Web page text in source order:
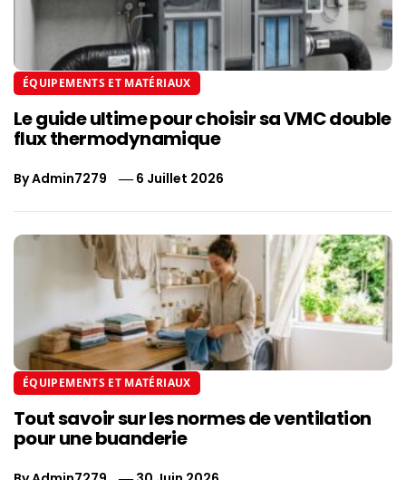
ÉQUIPEMENTS ET MATÉRIAUX
Le guide ultime pour choisir sa VMC double
flux thermodynamique
ByAdmin7279 6 Juillet 2026
ÉQUIPEMENTS ET MATÉRIAUX
Tout savoir sur les normes de ventilation
pour une buanderie